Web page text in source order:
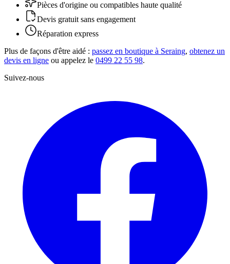
Pièces d'origine ou compatibles haute qualité
Devis gratuit sans engagement
Réparation express
Plus de façons d'être aidé : passez en boutique à Seraing, obtenez un
devis en ligne ou appelez le 0499 22 55 98.
Suivez-nous